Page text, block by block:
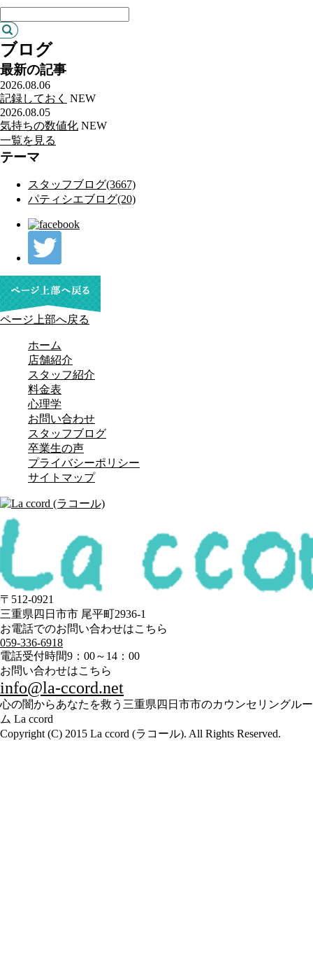
ブログ
最新の記事
2026.08.06
記録しておく NEW
2026.08.05
気持ちの数値化 NEW
一覧を見る
テーマ
スタッフブログ(3667)
パティシエブログ(20)
ページ上部へ戻る
ホーム
店舗紹介
スタッフ紹介
料金表
心理学
お問い合わせ
スタッフブログ
卒業生の声
プライバシーポリシー
サイトマップ
〒512-0921
三重県四日市市 尾平町2936-1
お電話でのお問い合わせはこちら
059-336-6918
電話受付時間9：00～14：00
お問い合わせはこちら
info@la-ccord.net
心の闇からあなたを救う三重県四日市市のカウンセリングルー
ム La ccord
Copyright (C) 2015 La ccord (ラコール). All Rights Reserved.